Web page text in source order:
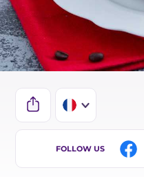
IT
FOLLOW US